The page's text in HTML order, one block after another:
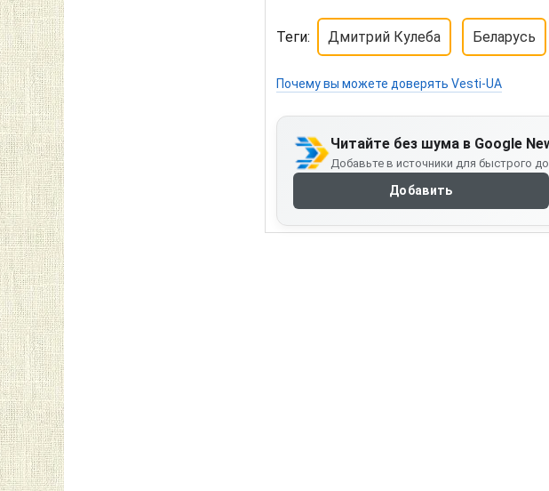
Теги: Дмитрий Кулеба Беларусь
Почему вы можете доверять Vesti-UA
Читайте без шума в Google
Добавьте в источники для быстрого
Добавить